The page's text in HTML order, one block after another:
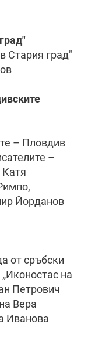
Стария град"
– Пловдив
–
Катя
Йорданов
от сръбски
„Иконостас на
Петрович
Вера
Иванова